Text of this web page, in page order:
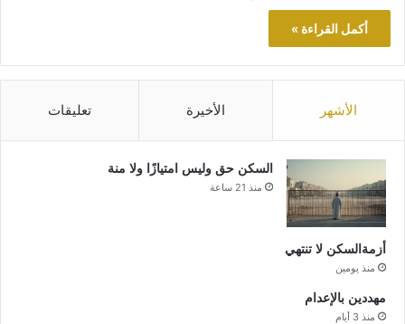
أكمل القراءة »
الأشهر الأخيرة تعليقات
السكن حق وليس امتيازًا ولا منة
منذ 21 ساعة
أزمةالسكن لا تنتهي
منذ يومين
مهددين بالإعدام
منذ 3 أيام